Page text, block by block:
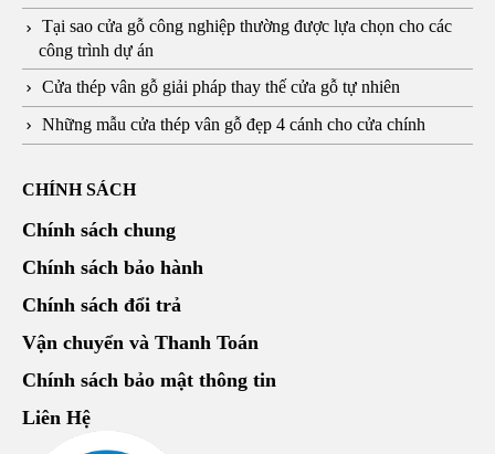
Tại sao cửa gỗ công nghiệp thường được lựa chọn cho các
công trình dự án
Cửa thép vân gỗ giải pháp thay thế cửa gỗ tự nhiên
Những mẫu cửa thép vân gỗ đẹp 4 cánh cho cửa chính
CHÍNH SÁCH
Chính sách chung
Chính sách bảo hành
Chính sách đổi trả
Vận chuyển và Thanh Toán
Chính sách bảo mật thông tin
Liên Hệ